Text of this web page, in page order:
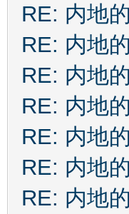
RE: 内地
RE: 内地
RE: 内地
RE: 内地
RE: 内地
RE: 内地
RE: 内地